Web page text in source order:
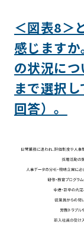
＜図表8＞
感じます
の状況に
まで選択
回答）。